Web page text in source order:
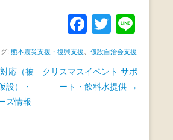
F
a
c
e
T
wi
tt
er
グ: 熊本震災支援・復興支援 仮設自治会支援
応（被
設）・
ズ情報
クリスマスイベント サポ
ート・飲料水提供 →